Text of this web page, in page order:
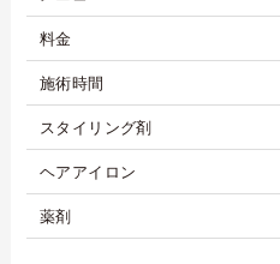
料金
施術時間
スタイリング剤
ヘアアイロン
薬剤